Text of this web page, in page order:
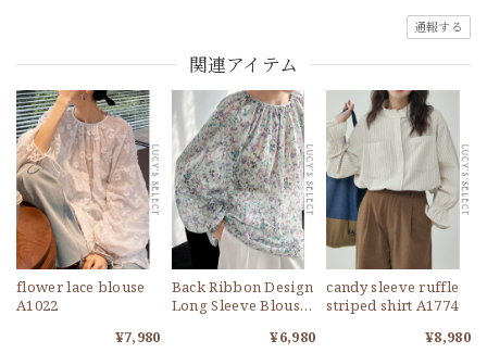
通報する
関連アイテム
flower lace blouse
A1022
¥7,980
Back Ribbon Design
Long Sleeve Blouse
¥6,980
candy sleeve ruffle
striped shirt A1774
¥8,980